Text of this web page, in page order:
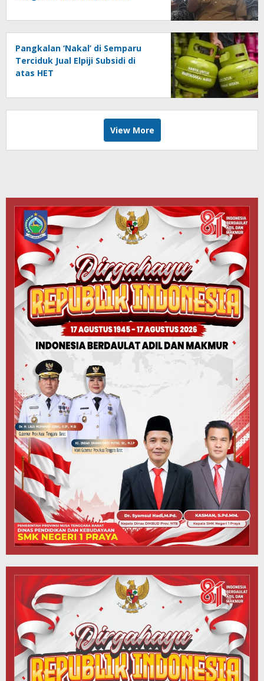
Pangkalan ‘Nakal’ di Semparu
Terciduk Jual Elpiji Subsidi di
atas HET
View More